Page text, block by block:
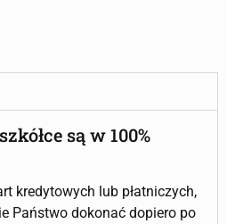
są w 100%
kredytowych lub płatniczych,
Państwo dokonać dopiero po